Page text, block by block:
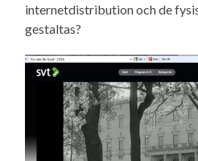
internetdistribution och de
gestaltas?